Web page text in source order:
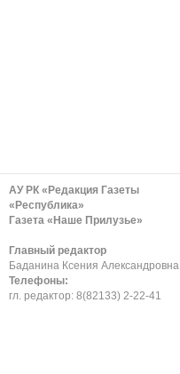
АУ РК «Редакция Газеты
«Республика»
Газета «Наше Прилузье»
Главный редактор
Баданина Ксения Александровна
Телефоны:
гл. редактор: 8(82133) 2-22-41